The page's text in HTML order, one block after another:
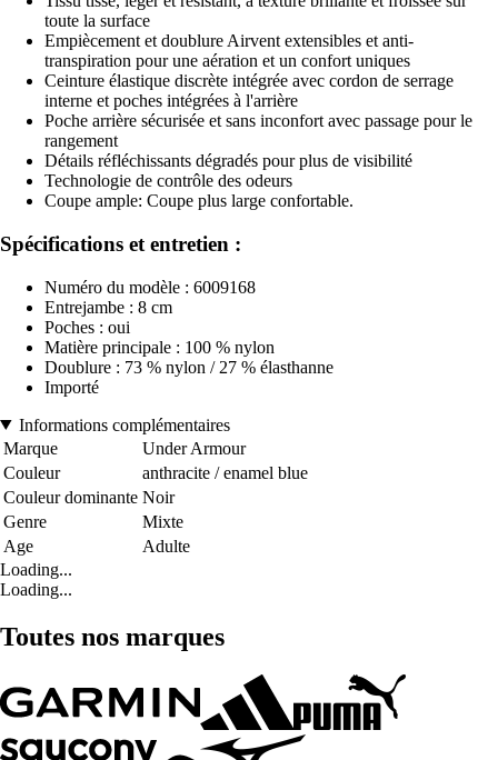
toute la surface
Empiècement et doublure Airvent extensibles et anti-
transpiration pour une aération et un confort uniques
Ceinture élastique discrète intégrée avec cordon de serrage
interne et poches intégrées à l'arrière
Poche arrière sécurisée et sans inconfort avec passage pour le
rangement
Détails réfléchissants dégradés pour plus de visibilité
Technologie de contrôle des odeurs
Coupe ample: Coupe plus large confortable.
Spécifications et entretien :
Numéro du modèle : 6009168
Entrejambe : 8 cm
Poches : oui
Matière principale : 100 % nylon
Doublure : 73 % nylon / 27 % élasthanne
Importé
Informations complémentaires
Marque
Under Armour
Couleur
anthracite / enamel blue
Couleur dominante Noir
Genre
Mixte
Age
Adulte
Loading...
Loading...
Toutes nos marques